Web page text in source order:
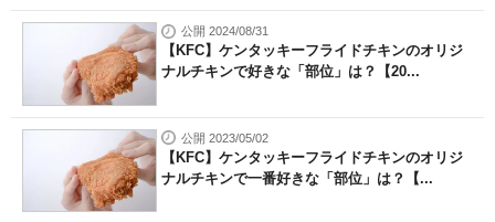
公開 2024/08/31
【KFC】ケンタッキーフライドチキンのオリジ
ナルチキンで好きな「部位」は？【20...
公開 2023/05/02
【KFC】ケンタッキーフライドチキンのオリジ
ナルチキンで一番好きな「部位」は？【...